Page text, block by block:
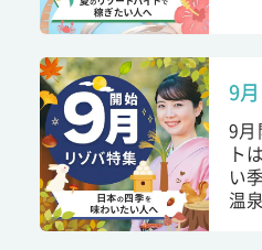
9
9月
ト
い
温